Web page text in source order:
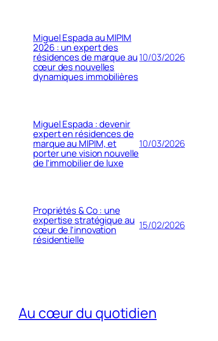
Miguel Espada au MIPIM
2026 : un expert des
résidences de marque au
cœur des nouvelles
dynamiques immobilières
10/03/2026
Miguel Espada : devenir
expert en résidences de
marque au MIPIM, et
porter une vision nouvelle
de l’immobilier de luxe
10/03/2026
Propriétés & Co : une
expertise stratégique au
cœur de l’innovation
résidentielle
15/02/2026
Au cœur du quotidien